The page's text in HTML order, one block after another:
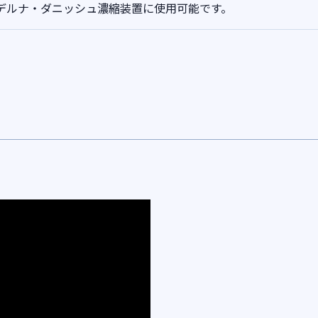
ナ・ダニッシュ濃縮装置に使用可能です。